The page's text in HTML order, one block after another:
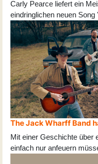
Carly Pearce liefert ein
eindringlichen neuen Song
The Jack Wharff Band
Mit einer Geschichte über
einfach nur anfeuern